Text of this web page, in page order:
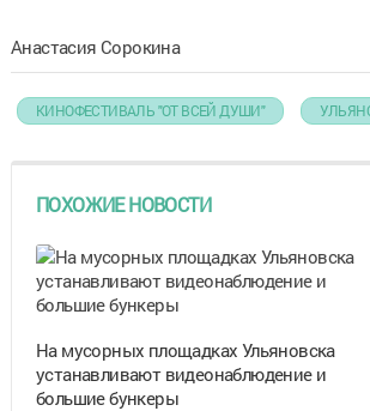
Анастасия Сорокина
КИНОФЕСТИВАЛЬ "ОТ ВСЕЙ ДУШИ"
ПОХОЖИЕ НОВОСТИ
На мусорных площадках Ульяновска
устанавливают видеонаблюдение и
большие бункеры